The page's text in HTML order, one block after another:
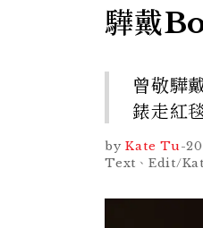
驊戴
曾敬驊
錶走紅
by Kate Tu-
Text、Edit/